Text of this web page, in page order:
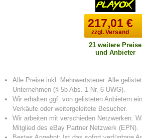
217,01€
zzgl. Versand
21 weitere Preise
und Anbieter